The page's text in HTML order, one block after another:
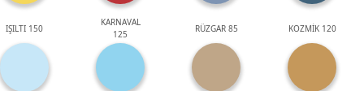
IŞILTI 150
KARNAVAL
125
RÜZGAR 85 KOZMİK 120